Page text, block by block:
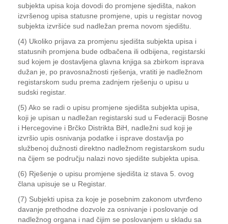
subjekta upisa koja dovodi do promjene sjedišta, nakon
izvršenog upisa statusne promjene, upis u registar novog
subjekta izvršiće sud nadležan prema novom sjedištu.
(4) Ukoliko prijava za promjenu sjedišta subjekta upisa i
statusnih promjena bude odbačena ili odbijena, registarski
sud kojem je dostavljena glavna knjiga sa zbirkom isprava
dužan je, po pravosnažnosti rješenja, vratiti je nadležnom
registarskom sudu prema zadnjem rješenju o upisu u
sudski registar.
(5) Ako se radi o upisu promjene sjedišta subjekta upisa,
koji je upisan u nadležan registarski sud u Federaciji Bosne
i Hercegovine i Brčko Distrikta BiH, nadležni sud koji je
izvršio upis osnivanja podatke i isprave dostavlja po
službenoj dužnosti direktno nadležnom registarskom sudu
na čijem se području nalazi novo sjedište subjekta upisa.
(6) Rješenje o upisu promjene sjedišta iz stava 5. ovog
člana upisuje se u Registar.
(7) Subjekti upisa za koje je posebnim zakonom utvrđeno
davanje prethodne dozvole za osnivanje i poslovanje od
nadležnog organa i nad čijim se poslovanjem u skladu sa